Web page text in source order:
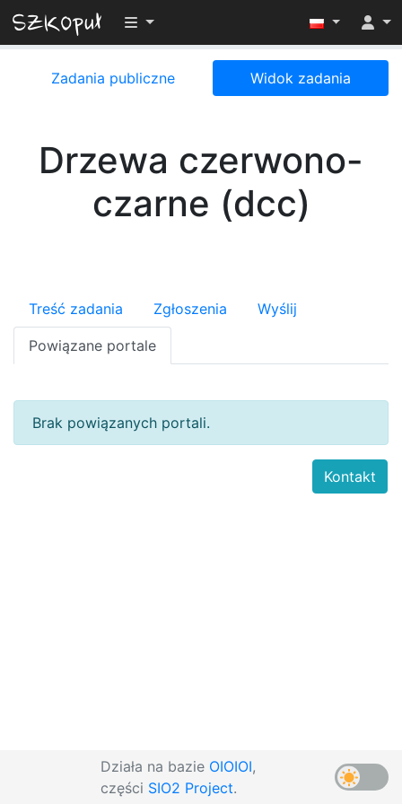
Przełącz widoczność menu
Zadania publiczne Widok zadania
Drzewa czerwono-
czarne (dcc)
Treść zadania Zgłoszenia Wyślij
Powiązane portale
Brak powiązanych portali.
Działa na bazie OIOIOI,
części SIO2 Project.
Kontakt